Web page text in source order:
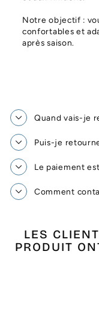
Notre objectif :
confortables et
après saison.
Quand vais-je
Puis-je
Le paiement
Comment
LES
PRODUIT